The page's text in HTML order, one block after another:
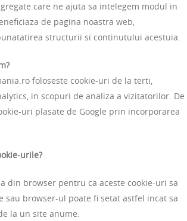
care ne ajuta sa intelegem modul in
de pagina noastra web,
structurii si continutului acestuia.
foloseste cookie-uri de la terti,
in scopuri de analiza a vizitatorilor. De
uri plasate de Google prin incorporarea
urile?
din browser pentru ca aceste cookie-uri sa
sau browser-ul poate fi setat astfel incat sa
la un site anume.